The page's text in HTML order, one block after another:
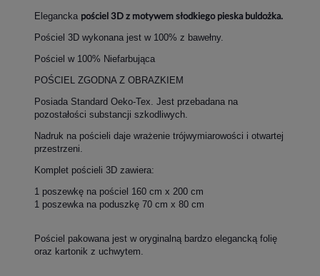
Elegancka pościel 3D z motywem słodkiego pieska buldożka.
Pościel 3D wykonana jest w 100% z bawełny.
Pościel w 100% Niefarbująca
POŚCIEL ZGODNA Z OBRAZKIEM
Posiada Standard Oeko-Tex. Jest przebadana na
pozostałości substancji szkodliwych.
Nadruk na pościeli daje wrażenie trójwymiarowości i otwartej
przestrzeni.
Komplet pościeli 3D zawiera:
1 poszewkę na pościel 160 cm x 200 cm
1 poszewka na poduszkę 70 cm x 80 cm
Pościel pakowana jest w oryginalną bardzo elegancką folię
oraz kartonik z uchwytem.